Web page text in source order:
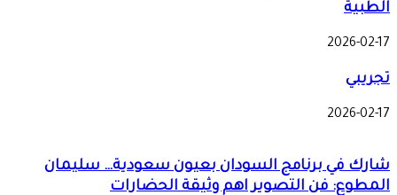
الطبية
2026-02-17
تجريبي
2026-02-17
شارك في برنامج السودان بعيون سعودية… سليمان
المطوع: فن التصوير اهم وثيقة الحضارات